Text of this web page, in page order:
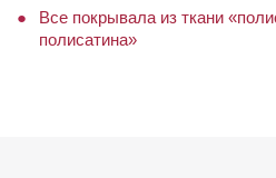
Все покрывала из ткани
полисатина»